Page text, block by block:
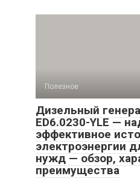
Полезное
Дизельный
ED6.0230-YLE —
эффективное
электроэнергии
нужд — обзор,
преимущества